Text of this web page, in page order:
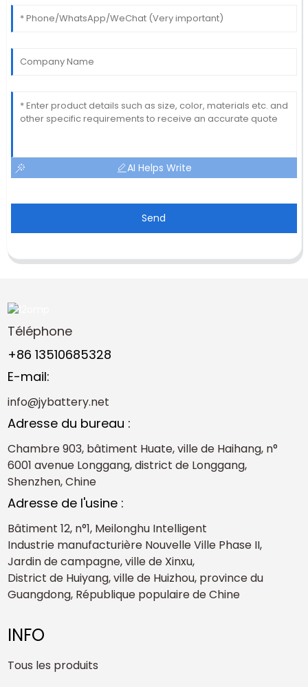
AI Helps Write
Send
Téléphone
+86 13510685328
E-mail:
info@jybattery.net
Adresse du bureau :
Chambre 903, bâtiment Huate, ville de Haihang, n°
6001 avenue Longgang, district de Longgang,
Shenzhen, Chine
Adresse de l'usine :
Bâtiment 12, n°1, Meilonghu Intelligent
Industrie manufacturière Nouvelle Ville Phase II,
Jardin de campagne, ville de Xinxu,
District de Huiyang, ville de Huizhou, province du
Guangdong, République populaire de Chine
INFO
Tous les produits